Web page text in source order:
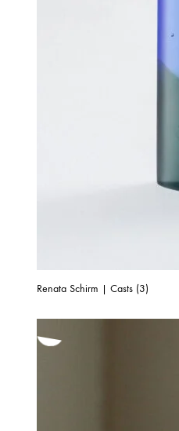
Renata Schirm | Casts (3)